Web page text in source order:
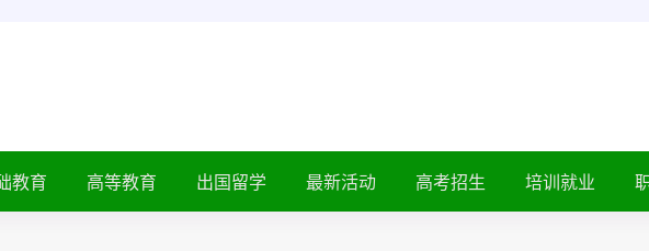
教育 高等教育 出国留学 最新活动 高考招生 培训就业